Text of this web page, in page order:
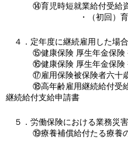
⑭育児時短就業給付受給資
・（初回）育児時短
４．定年度に継続雇用した場
⑮健康保険 厚生年金保険 被
⑯健康保険 厚生年金保険 被
⑰雇用保険被保険者六十歳
⑱高年齢雇用継続給付受給
継続給付支給申請書
５．労働保険における業務災
⑲療養補償給付たる療養の